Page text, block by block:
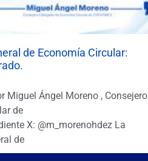
de Economía Circular:
Miguel Ángel Moreno , Consejero
de
X: @m_morenohdez La
de